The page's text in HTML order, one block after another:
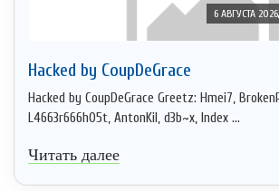
6 АВГУСТА
Hacked by CoupDeGrace
Hacked by CoupDeGrace Greetz: Hmei7,
L4663r666h05t, AntonKil, d3b~x, Index ...
Читать далее